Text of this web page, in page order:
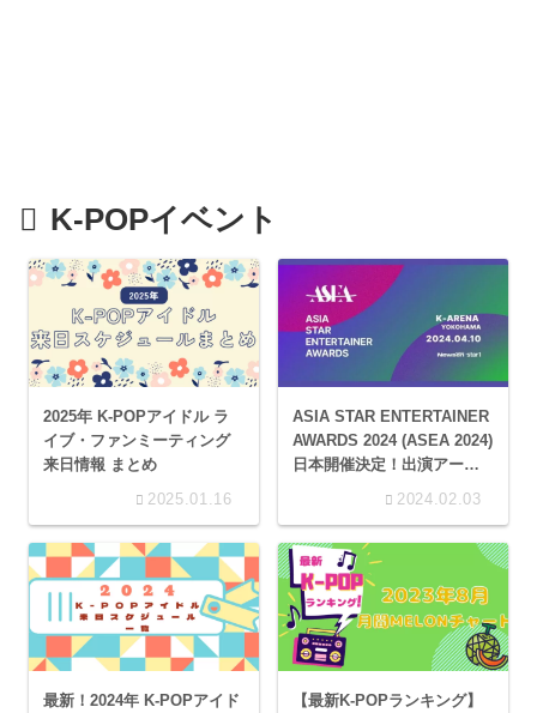
K-POPイベント
2025年 K-POPアイドル ラ
イブ・ファンミーティング
来日情報 まとめ
2025.01.16
ASIA STAR ENTERTAINER
AWARDS 2024 (ASEA 2024)
日本開催決定！出演アーテ
2024.02.03
最新！2024年 K-POPアイド
【最新K-POPランキング】